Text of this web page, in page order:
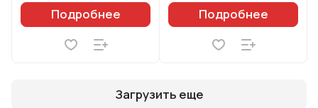
Подробнее Подробнее
Загрузить еще